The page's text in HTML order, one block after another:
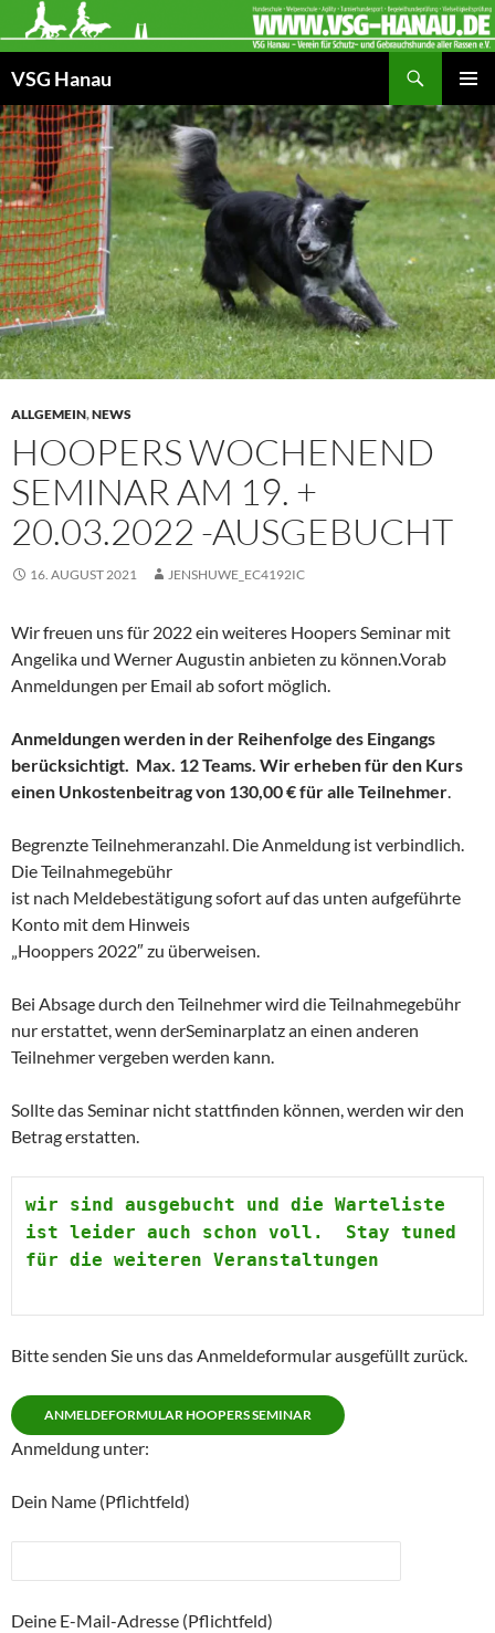
Inhalt
VSG Hanau
MENÜ
ALLGEMEIN,NEWS
HOOPERS WOCHENEND
SEMINAR AM 19. +
20.03.2022 -AUSGEBUCHT
16. AUGUST 2021 JENSHUWE_EC4192IC
Wir freuen uns für 2022 ein weiteres Hoopers Seminar mit
Angelika und Werner Augustin anbieten zu können.Vorab
Anmeldungen per Email ab sofort möglich.
Anmeldungen werden in der Reihenfolge des Eingangs
berücksichtigt. Max. 12 Teams. Wir erheben für den Kurs
einen Unkostenbeitrag von 130,00 € für alle Teilnehmer.
Begrenzte Teilnehmeranzahl. Die Anmeldung ist verbindlich.
Die Teilnahmegebühr
ist nach Meldebestätigung sofort auf das unten aufgeführte
Konto mit dem Hinweis
„Hooppers 2022″ zu überweisen.
Bei Absage durch den Teilnehmer wird die Teilnahmegebühr
nur erstattet, wenn derSeminarplatz an einen anderen
Teilnehmer vergeben werden kann.
Sollte das Seminar nicht stattfinden können, werden wir den
Betrag erstatten.
wir sind ausgebucht und die Warteliste
ist leider auch schon voll.  Stay tuned
für die weiteren Veranstaltungen
Bitte senden Sie uns das Anmeldeformular ausgefüllt zurück.
ANMELDEFORMULAR HOOPERS SEMINAR
Anmeldung unter:
Dein Name (Pflichtfeld)
Deine E-Mail-Adresse (Pflichtfeld)